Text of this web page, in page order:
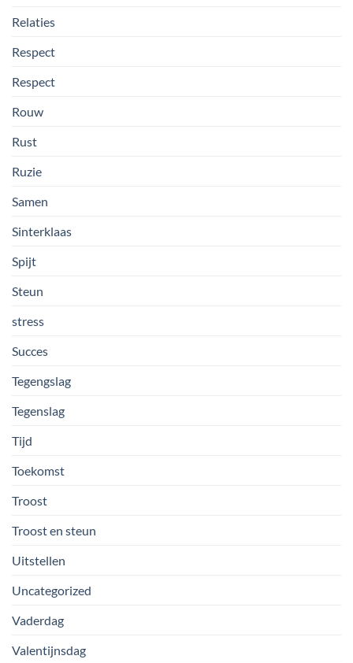
Relaties
Respect
Respect
Rouw
Rust
Ruzie
Samen
Sinterklaas
Spijt
Steun
stress
Succes
Tegengslag
Tegenslag
Tijd
Toekomst
Troost
Troost en steun
Uitstellen
Uncategorized
Vaderdag
Valentijnsdag